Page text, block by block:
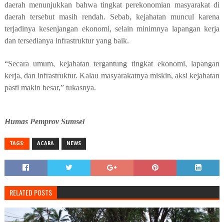
daerah menunjukkan bahwa tingkat perekonomian masyarakat di
daerah tersebut masih rendah. Sebab, kejahatan muncul karena
terjadinya kesenjangan ekonomi, selain minimnya lapangan kerja
dan tersedianya infrastruktur yang baik.
“Secara umum, kejahatan tergantung tingkat ekonomi, lapangan
kerja, dan infrastruktur. Kalau masyarakatnya miskin, aksi kejahatan
pasti makin besar,” tukasnya.
Humas Pemprov Sumsel
TAGS: ACARA NEWS
RELATED POSTS